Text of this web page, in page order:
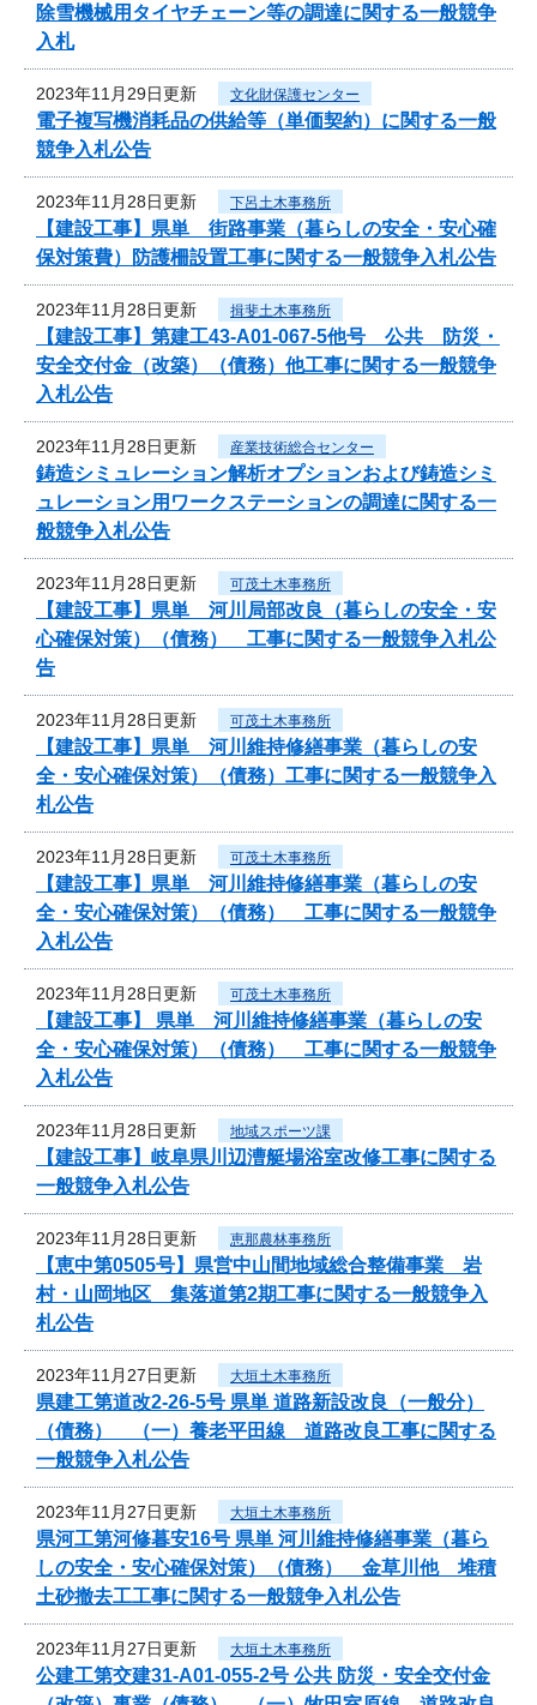
除雪機械用タイヤチェーン等の調達に関する一般競争
入札
2023年11月29日更新 文化財保護センター
電子複写機消耗品の供給等（単価契約）に関する一般
競争入札公告
2023年11月28日更新 下呂土木事務所
【建設工事】県単 街路事業（暮らしの安全・安心確
保対策費）防護柵設置工事に関する一般競争入札公告
2023年11月28日更新 揖斐土木事務所
【建設工事】第建工43-A01-067-5他号 公共 防災・
安全交付金（改築）（債務）他工事に関する一般競争
入札公告
2023年11月28日更新 産業技術総合センター
鋳造シミュレーション解析オプションおよび鋳造シミ
ュレーション用ワークステーションの調達に関する一
般競争入札公告
2023年11月28日更新 可茂土木事務所
【建設工事】県単 河川局部改良（暮らしの安全・安
心確保対策）（債務） 工事に関する一般競争入札公
告
2023年11月28日更新 可茂土木事務所
【建設工事】県単 河川維持修繕事業（暮らしの安
全・安心確保対策）（債務）工事に関する一般競争入
札公告
2023年11月28日更新 可茂土木事務所
【建設工事】県単 河川維持修繕事業（暮らしの安
全・安心確保対策）（債務） 工事に関する一般競争
入札公告
2023年11月28日更新 可茂土木事務所
【建設工事】 県単 河川維持修繕事業（暮らしの安
全・安心確保対策）（債務） 工事に関する一般競争
入札公告
2023年11月28日更新 地域スポーツ課
【建設工事】岐阜県川辺漕艇場浴室改修工事に関する
一般競争入札公告
2023年11月28日更新 恵那農林事務所
【恵中第0505号】県営中山間地域総合整備事業 岩
村・山岡地区 集落道第2期工事に関する一般競争入
札公告
2023年11月27日更新 大垣土木事務所
県建工第道改2-26-5号 県単 道路新設改良（一般分）
（債務） （一）養老平田線 道路改良工事に関する
一般競争入札公告
2023年11月27日更新 大垣土木事務所
県河工第河修暮安16号 県単 河川維持修繕事業（暮ら
しの安全・安心確保対策）（債務） 金草川他 堆積
土砂撤去工工事に関する一般競争入札公告
2023年11月27日更新 大垣土木事務所
公建工第交建31-A01-055-2号 公共 防災・安全交付金